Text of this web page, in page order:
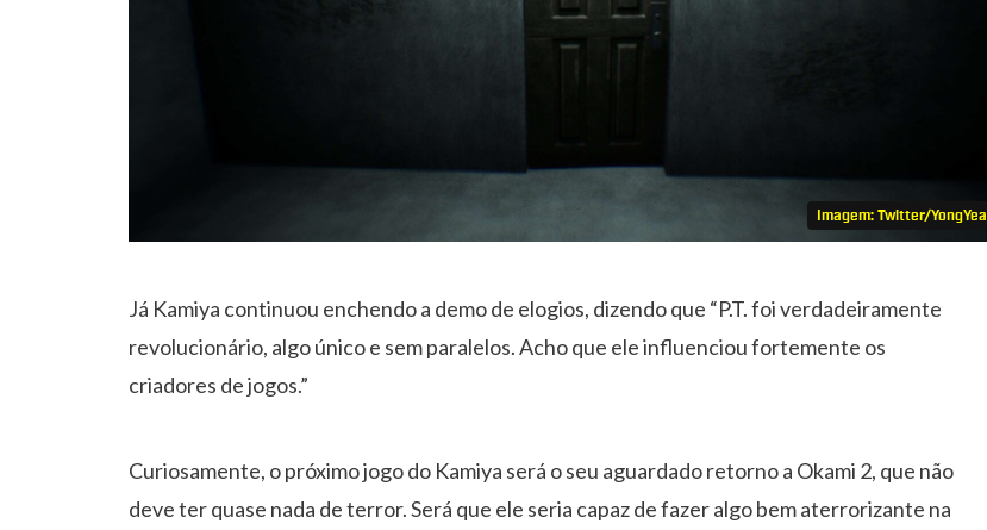
Imagem: Twitter/YongYea
Já Kamiya continuou enchendo a demo de elogios, dizendo que “P.T. foi verdadeiramente
revolucionário, algo único e sem paralelos. Acho que ele influenciou fortemente os
criadores de jogos.”
Curiosamente, o próximo jogo do Kamiya será o seu aguardado retorno a Okami 2, que não
deve ter quase nada de terror. Será que ele seria capaz de fazer algo bem aterrorizante na